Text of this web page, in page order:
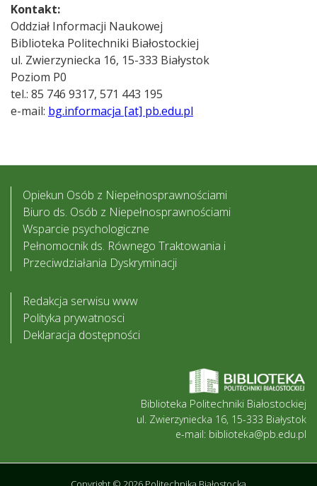
Kontakt:
Oddział Informacji Naukowej
Biblioteka Politechniki Białostockiej
ul. Zwierzyniecka 16, 15-333 Białystok
Poziom P0
tel.: 85 746 9317, 571 443 195
e-mail: bg.informacja [at] pb.edu.pl
Opiekun Osób z Niepełnosprawnościami
Biuro ds. Osób z Niepełnosprawnościami
Wsparcie psychologiczne
Pełnomocnik ds. Równego Traktowania i
Przeciwdziałania Dyskryminacji
Redakcja serwisu www
Polityka prywatnosci
Deklaracja dostępności
Biblioteka Politechniki Białostockiej
ul. Zwierzyniecka 16, 15-333 Białystok
e-mail: biblioteka@pb.edu.pl